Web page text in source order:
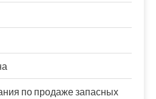
по продаже запасных